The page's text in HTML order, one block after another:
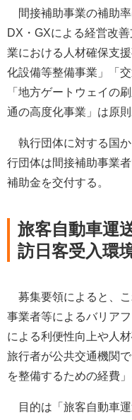
間接補助事業の補助
DX・GXによる経営改
業における人材確保支
化設備等整備事業」「
「地方ゲートウェイの
通の高度化事業」は原則
執行団体に対する国
行団体は間接補助事業
補助金を交付する。
旅客自動車運
訪日客受入環
募集要領によると、
事業者等によるバリア
による利便性向上や人
旅行者が公共交通機関
を整備するための経費
目的は「旅客自動車